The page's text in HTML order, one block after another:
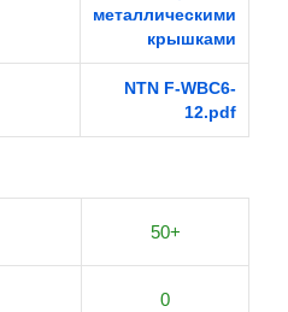
металлическими
крышками
NTN F-WBC6-
12.pdf
50+
0